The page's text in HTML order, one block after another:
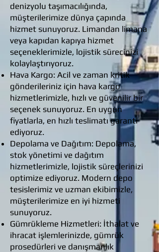
denizyolu taşımacılığında,
müşterilerimize dünya çapında
hizmet sunuyoruz. Limandan limana
veya kapıdan kapıya hizmet
seçeneklerimizle, lojistik sürecinizi
kolaylaştırıyoruz.
Hava Kargo: Acil ve zaman kritik
gönderileriniz için hava kargo
hizmetlerimizle, hızlı ve güvenilir bir
seçenek sunuyoruz. En uygun
fiyatlarla, en hızlı teslimatı garanti
ediyoruz.
Depolama ve Dağıtım: Depolama,
stok yönetimi ve dağıtım
hizmetlerimizle, lojistik süreçlerinizi
optimize ediyoruz. Modern depo
tesislerimiz ve uzman ekibimizle,
müşterilerimize en iyi hizmeti
sunuyoruz.
Gümrükleme Hizmetleri: İthalat ve
ihracat işlemlerinizde, gümrük
prosedürleri ve danışmanlık